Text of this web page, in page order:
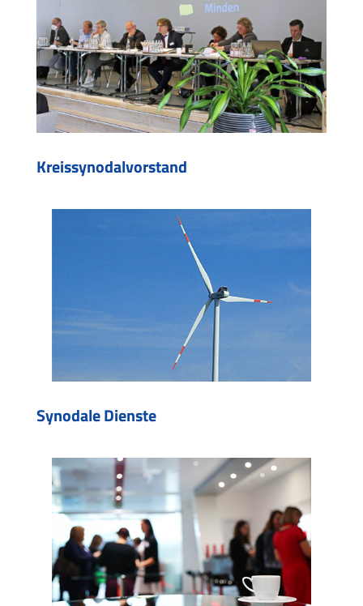
Kreissynodalvorstand
Synodale Dienste